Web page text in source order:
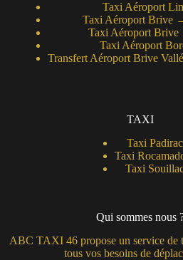
Taxi Aéroport
Taxi Aéroport Brive
Taxi Aéroport
Taxi Aéroport
Transfert Aéroport Brive
TAXI
Taxi Padirac
Taxi
Taxi
Qui sommes nous
ABC TAXI 46 propose un service de
tous vos besoins de